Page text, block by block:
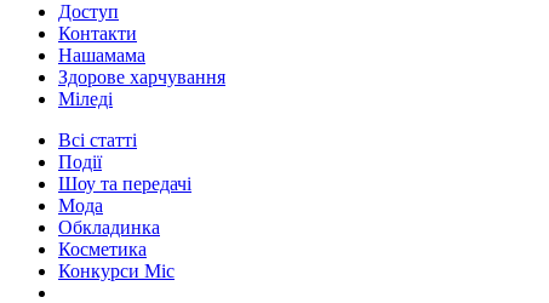
Доступ
Контакти
Нашамама
Здорове харчування
Міледі
Всі статті
Події
Шоу та передачі
Мода
Обкладинка
Косметика
Конкурси Міс